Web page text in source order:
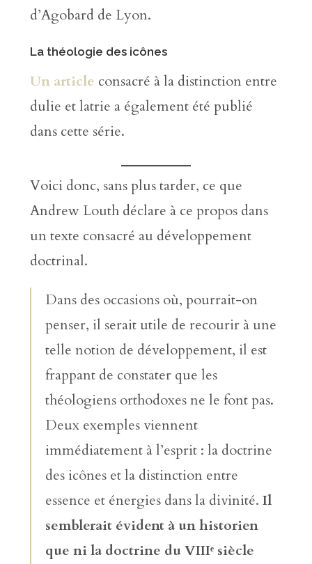
d’Agobard de Lyon.
La théologie des icônes
Un article consacré à la distinction entre
dulie et latrie a également été publié
dans cette série.
Voici donc, sans plus tarder, ce que
Andrew Louth déclare à ce propos dans
un texte consacré au développement
doctrinal.
Dans des occasions où, pourrait-on
penser, il serait utile de recourir à une
telle notion de développement, il est
frappant de constater que les
théologiens orthodoxes ne le font pas.
Deux exemples viennent
immédiatement à l’esprit : la doctrine
des icônes et la distinction entre
essence et énergies dans la divinité. Il
semblerait évident à un historien
que ni la doctrine du VIIIᵉ siècle